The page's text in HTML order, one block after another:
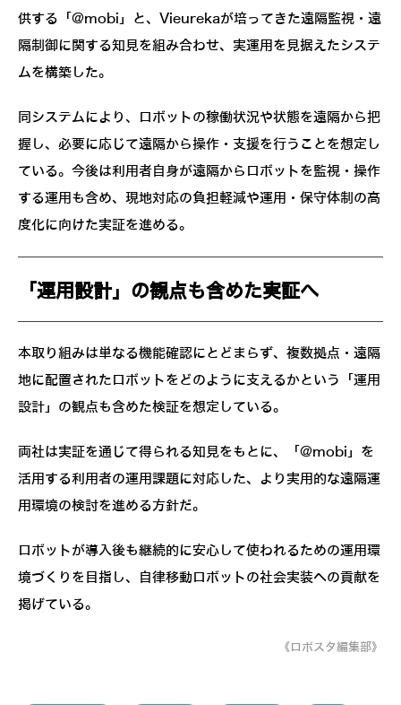
供する「@mobi」と、Vieurekaが培ってきた遠隔監視・遠
隔制御に関する知見を組み合わせ、実運用を見据えたシステ
ムを構築した。
同システムにより、ロボットの稼働状況や状態を遠隔から把
握し、必要に応じて遠隔から操作・支援を行うことを想定し
ている。今後は利用者自身が遠隔からロボットを監視・操作
する運用も含め、現地対応の負担軽減や運用・保守体制の高
度化に向けた実証を進める。
「運用設計」の観点も含めた実証へ
本取り組みは単なる機能確認にとどまらず、複数拠点・遠隔
地に配置されたロボットをどのように支えるかという「運用
設計」の観点も含めた検証を想定している。
両社は実証を通じて得られる知見をもとに、「@mobi」を
活用する利用者の運用課題に対応した、より実用的な遠隔運
用環境の検討を進める方針だ。
ロボットが導入後も継続的に安心して使われるための運用環
境づくりを目指し、自律移動ロボットの社会実装への貢献を
掲げている。
《ロボスタ編集部》